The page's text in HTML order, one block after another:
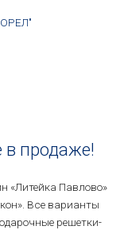
в продаже!
«Литейка Павлово»
Все варианты
решетки-